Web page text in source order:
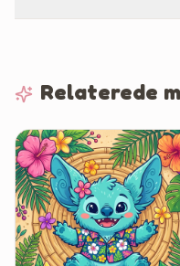
Relaterede